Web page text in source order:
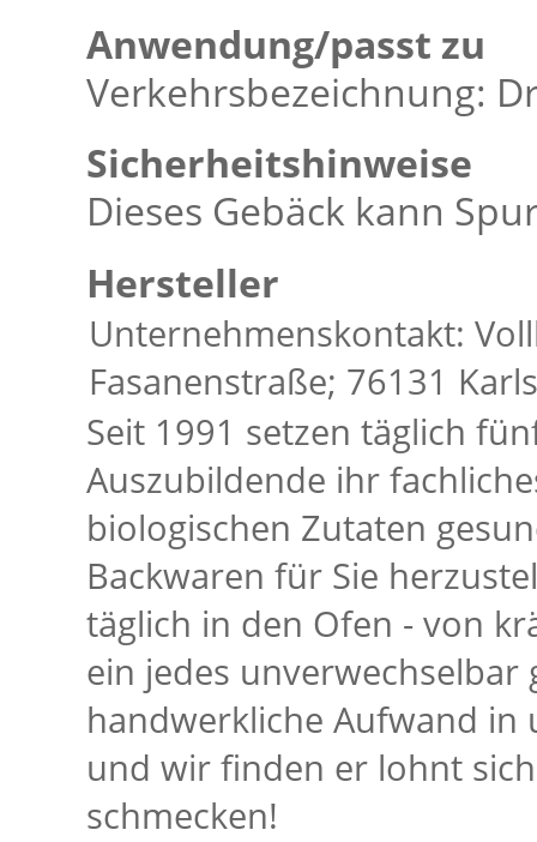
Anwendung/passt zu
Verkehrsbezeichnung:
Sicherheitshinweise
Dieses Gebäck kann
Hersteller
Unternehmenskontakt:
Fasanenstraße; 76131
Seit 1991 setzen täglich
Auszubildende ihr
biologischen Zutaten
Backwaren für Sie
täglich in den Ofen - von
ein jedes unverwechselbar
handwerkliche Aufwand in
und wir finden er lohnt
schmecken!